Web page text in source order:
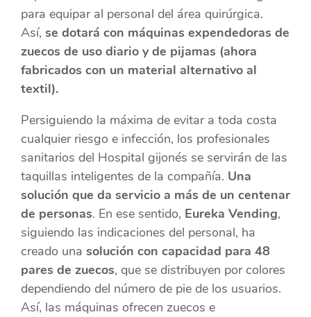
para equipar al personal del área quirúrgica.
Así, se dotará con máquinas expendedoras de
zuecos de uso diario y de pijamas (ahora
fabricados con un material alternativo al
textil).
Persiguiendo la máxima de evitar a toda costa
cualquier riesgo e infección, los profesionales
sanitarios del Hospital gijonés se servirán de las
taquillas inteligentes de la compañía. Una
solución que da servicio a más de un centenar
de personas. En ese sentido, Eureka Vending,
siguiendo las indicaciones del personal, ha
creado una solución con capacidad para 48
pares de zuecos, que se distribuyen por colores
dependiendo del número de pie de los usuarios.
Así, las máquinas ofrecen zuecos e